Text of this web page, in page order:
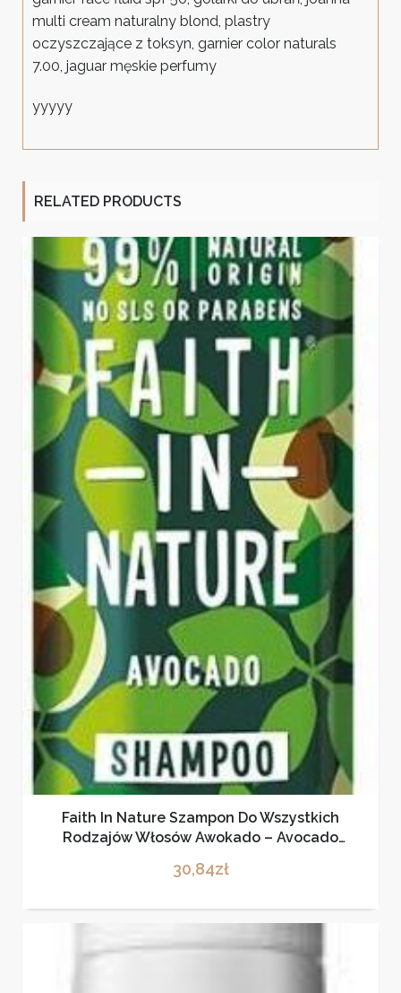
multi cream naturalny blond, plastry
oczyszczające z toksyn, garnier color naturals
7.00, jaguar męskie perfumy
yyyyy
RELATED PRODUCTS
Faith In Nature Szampon Do Wszystkich
Rodzajów Włosów Awokado – Avocado
30,84zł